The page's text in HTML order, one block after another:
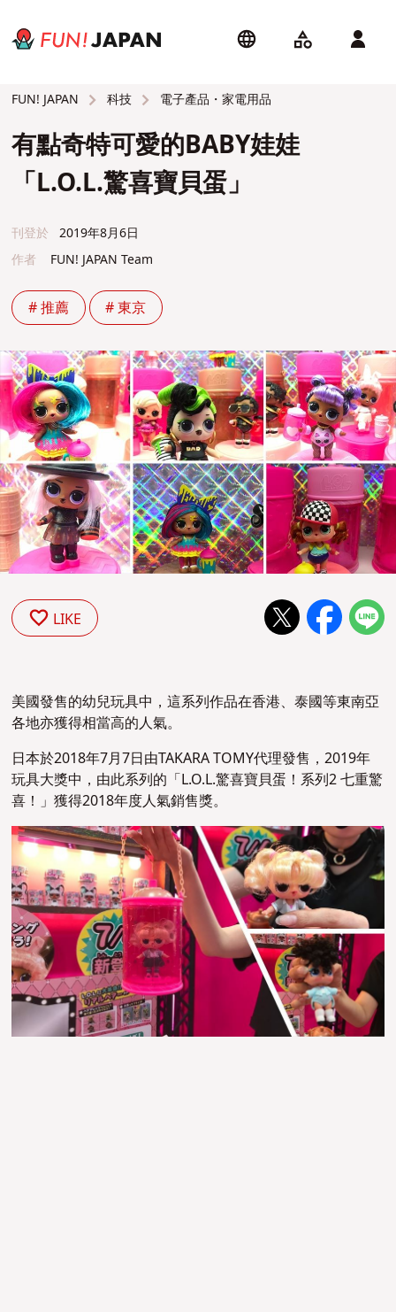
FUN! JAPAN 科技 電子產品・家電用品
有點奇特可愛的BABY娃娃
「L.O.L.驚喜寶貝蛋」
刊登於
2019年8月6日
作者
FUN! JAPAN Team
# 推薦 # 東京
LIKE
美國發售的幼兒玩具中，這系列作品在香港、泰國等東南亞
各地亦獲得相當高的人氣。
日本於2018年7月7日由TAKARA TOMY代理發售，2019年
玩具大獎中，由此系列的「L.O.L.驚喜寶貝蛋！系列2 七重驚
喜！ 」獲得2018年度人氣銷售獎。